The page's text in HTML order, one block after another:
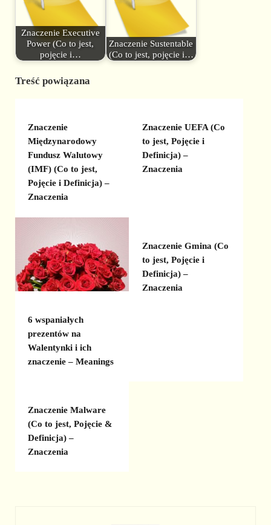
Znaczenie Executive
Power (Co to jest,
pojęcie i…
Znaczenie Sustentable
(Co to jest, pojęcie i…
Treść powiązana
Znaczenie
Międzynarodowy
Fundusz Walutowy
(IMF) (Co to jest,
Pojęcie i Definicja) –
Znaczenia
Znaczenie UEFA (Co
to jest, Pojęcie i
Definicja) –
Znaczenia
6 wspaniałych
prezentów na
Walentynki i ich
znaczenie – Meanings
Znaczenie Gmina (Co
to jest, Pojęcie i
Definicja) –
Znaczenia
Znaczenie Malware
(Co to jest, Pojęcie &
Definicja) –
Znaczenia